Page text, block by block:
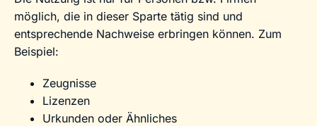
möglich, die in dieser Sparte tätig sind und
entsprechende Nachweise erbringen können. Zum
Beispiel:
Zeugnisse
Lizenzen
Urkunden oder Ähnliches